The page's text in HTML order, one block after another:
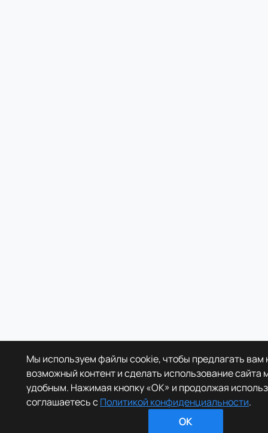
Мы используем файлы cookie, чтобы предлагать вам
возможный контент и сделать использование сайта
удобным. Нажимая кнопку «OK» и продолжая
соглашаетесь сПолитикой конфиденциальности.
OK